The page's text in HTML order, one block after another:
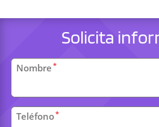
Solicita
Datos
personales
Nombre *
Teléfono*